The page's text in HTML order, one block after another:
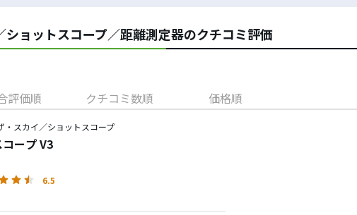
ショットスコープ／距離測定器のクチコミ評価
評価順 クチコミ数順 価格順
・スカイ／ショットスコープ
ープ V3
6.5